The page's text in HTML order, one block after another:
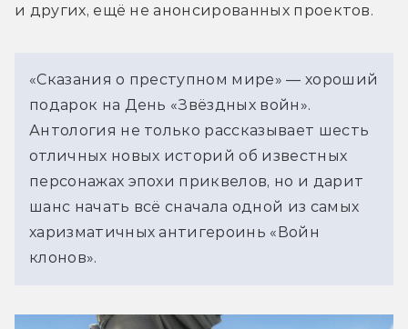
и других, ещё не анонсированных проектов.
«Сказания о преступном мире» — хороший
подарок на День «Звёздных войн».
Антология не только рассказывает шесть
отличных новых историй об известных
персонажах эпохи приквелов, но и дарит
шанс начать всё сначала одной из самых
харизматичных антигероинь «Войн
клонов».